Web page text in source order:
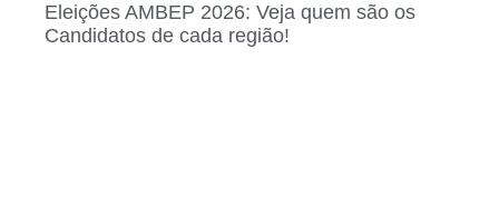
Eleições AMBEP 2026: Veja quem são os
Candidatos de cada região!